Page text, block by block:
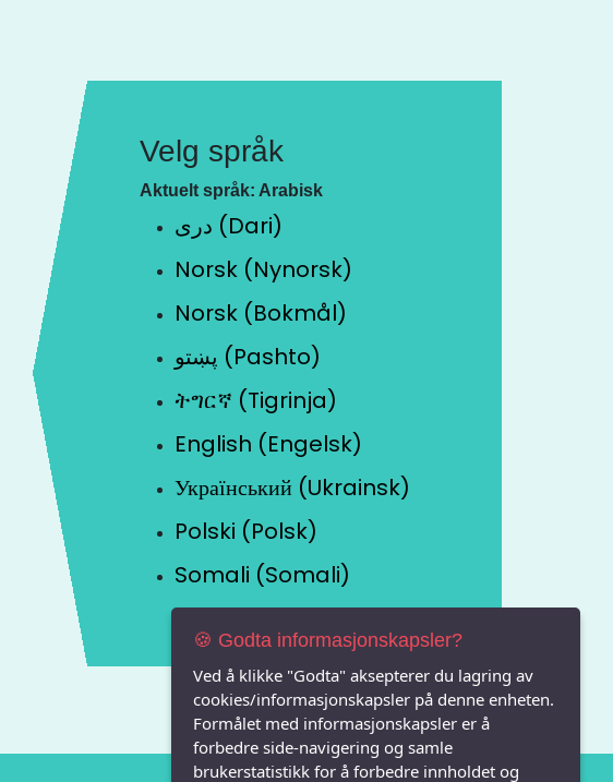
Velg språk
Aktuelt språk: Arabisk
دری (Dari)
Norsk (Nynorsk)
Norsk (Bokmål)
پښتو (Pashto)
ትግርኛ (Tigrinja)
English (Engelsk)
Український (Ukrainsk)
Polski (Polsk)
Somali (Somali)
🍪 Godta informasjonskapsler?
Ved å klikke "Godta" aksepterer du lagring av
cookies/informasjonskapsler på denne enheten.
Formålet med informasjonskapsler er å
forbedre side-navigering og samle
brukerstatistikk for å forbedre innholdet og